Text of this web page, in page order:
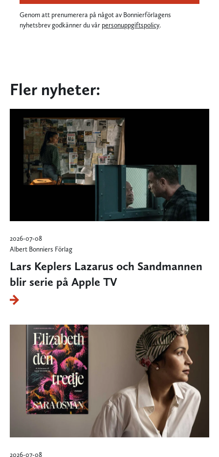
Genom att prenumerera på något av Bonnierförlagens
nyhetsbrev godkänner du vår personuppgiftspolicy.
Fler nyheter:
2026-07-08
Albert Bonniers Förlag
Lars Keplers Lazarus och Sandmannen
blir serie på Apple TV
2026-07-08